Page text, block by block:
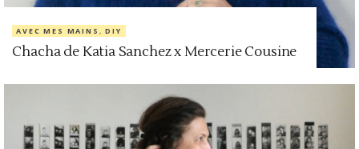
AVEC MES MAINS ,DIY
Chacha de Katia Sanchez x Mercerie Cousine